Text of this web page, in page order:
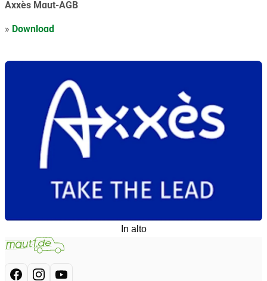
Axxès Maut-AGB
» Download
In alto